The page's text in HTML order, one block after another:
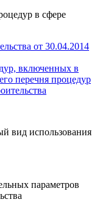
в сфере
от 30.04.2014
включенных в
перечня процедур
вид использования
параметров